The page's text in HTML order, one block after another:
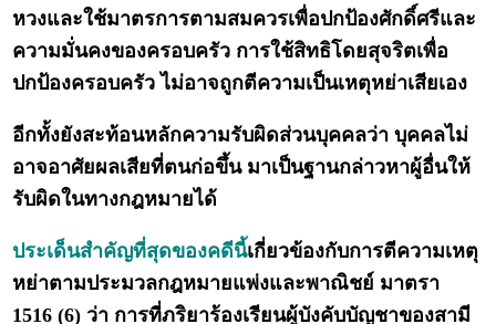
หวงและใช้มาตรการตามสมควรเพื่อปกป้องศักดิ์ศรีและ
ความมั่นคงของครอบครัว การใช้สิทธิโดยสุจริตเพื่อ
ปกป้องครอบครัว ไม่อาจถูกตีความเป็นเหตุหย่าเสียเอง
อีกทั้งยังสะท้อนหลักความรับผิดส่วนบุคคลว่า บุคคลไม่
อาจอาศัยผลเสียที่ตนก่อขึ้น มาเป็นฐานกล่าวหาผู้อื่นให้
รับผิดในทางกฎหมายได้
ประเด็นสำคัญที่สุดของคดีนี้เกี่ยวข้องกับการตีความเหตุ
หย่าตามประมวลกฎหมายแพ่งและพาณิชย์ มาตรา
1516 (6) ว่า การที่ภริยาร้องเรียนผู้บังคับบัญชาของสามี